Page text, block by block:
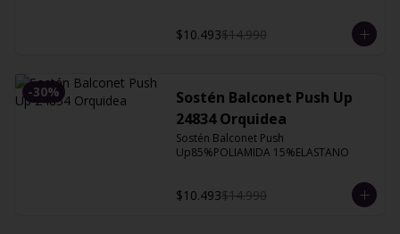
$10.493$14.990
-30%
Sostén Balconet Push Up
24834 Orquidea
Sostén Balconet Push
Up85%POLIAMIDA 15%ELASTANO
$10.493$14.990